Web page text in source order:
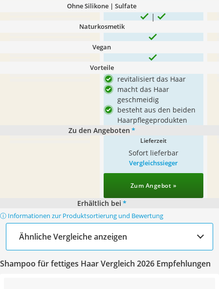
Ohne Silikone | Sulfate
Naturkosmetik
Vegan
Vorteile
revitalisiert das Haar
macht das Haar
geschmeidig
besteht aus den beiden
Haarpflegeprodukten
Zu den Angeboten *
Lieferzeit
Sofort lieferbar
Vergleichssieger
Zum Angebot »
Erhältlich bei *
ⓘ Informationen zur Produktsortierung und Bewertung
Ähnliche Vergleiche anzeigen
Shampoo für fettiges Haar Vergleich 2026 Empfehlungen